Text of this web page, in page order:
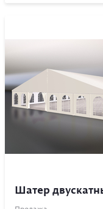
Шатер